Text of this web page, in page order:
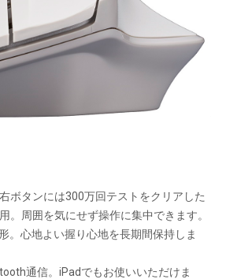
の閲覧を快適にする高速スクロールホ
ロール←→通常スクロールはホイールを押
。
ためマウス全体を14度傾斜させたエルゴ
ボタンには300万回テストをクリアした
。周囲を気にせず操作に集中できます。
。心地よい握り心地を長期間保持しま
通信。iPadでもお使いいただけま